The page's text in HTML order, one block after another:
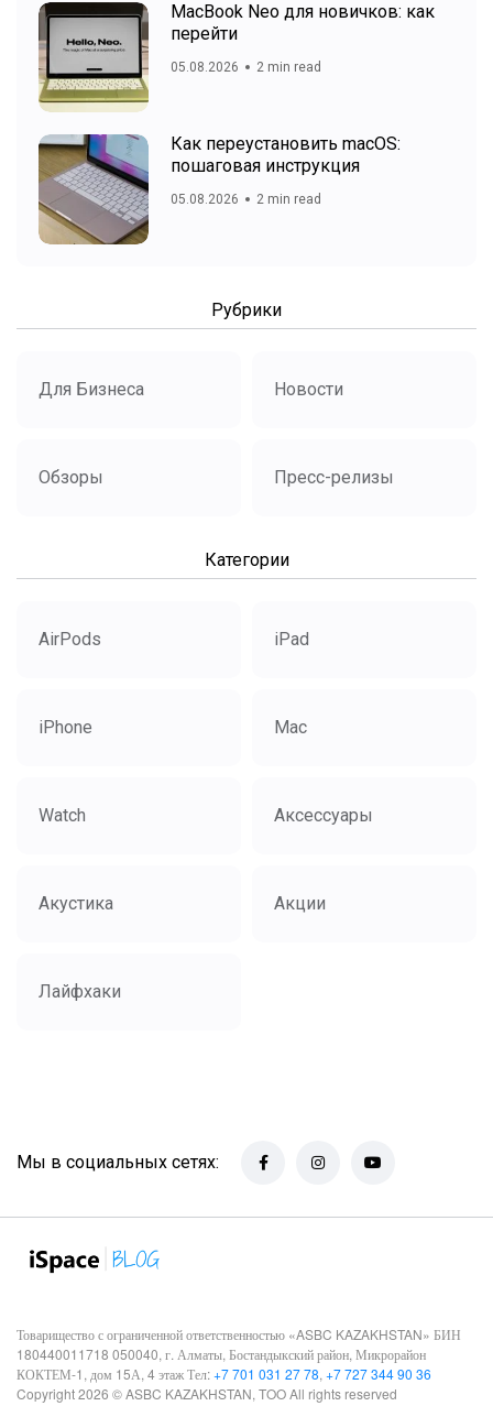
MacBook Neo для новичков: как
перейти
05.08.2026 2 min read
Как переустановить macOS:
пошаговая инструкция
05.08.2026 2 min read
Рубрики
Для Бизнеса Новости
Обзоры Пресс-релизы
Категории
AirPods iPad
iPhone Mac
Watch Аксессуары
Акустика Акции
Лайфхаки
Мы в социальных сетях:
Товарищество с ограниченной ответственностью «ASBC KAZAKHSTAN» БИН
180440011718 050040, г. Алматы, Бостандыкский район, Микрорайон
КОКТЕМ-1, дом 15А, 4 этаж Тел:+7 701 031 27 78, +7 727 344 90 36
Copyright 2026 © ASBC KAZAKHSTAN, TOO All rights reserved